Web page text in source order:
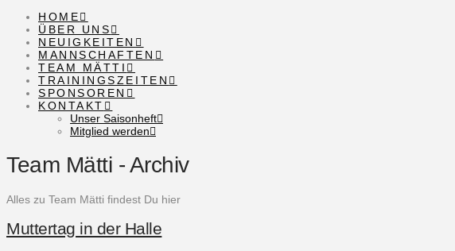
HOME
ÜBER UNS
NEUIGKEITEN
MANNSCHAFTEN
TEAM MÄTTI
TRAININGSZEITEN
SPONSOREN
KONTAKT
Unser Saisonheft
Mitglied werden
Team Mätti - Archiv
Alles zu Team Mätti findest Du hier
Muttertag in der Halle